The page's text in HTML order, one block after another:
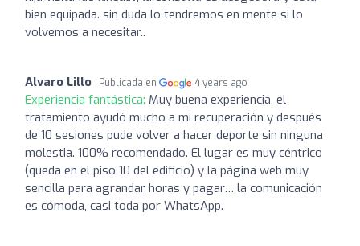
bien equipada. sin duda lo tendremos en mente si lo
volvemos a necesitar..
Alvaro Lillo Publicada en 4 years ago
Experiencia fantástica: Muy buena experiencia, el
tratamiento ayudó mucho a mi recuperación y después
de 10 sesiones pude volver a hacer deporte sin ninguna
molestia. 100% recomendado. El lugar es muy céntrico
(queda en el piso 10 del edificio) y la página web muy
sencilla para agrandar horas y pagar… la comunicación
es cómoda, casi toda por WhatsApp.